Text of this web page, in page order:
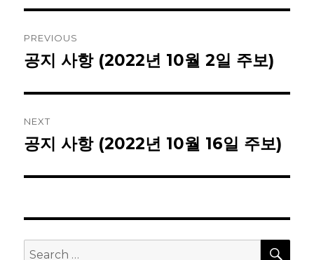
navigation
PREVIOUS
Previous
공지 사항 (2022년 10월 2일 주보)
NEXT
Next
공지 사항 (2022년 10월 16일 주보)
Search